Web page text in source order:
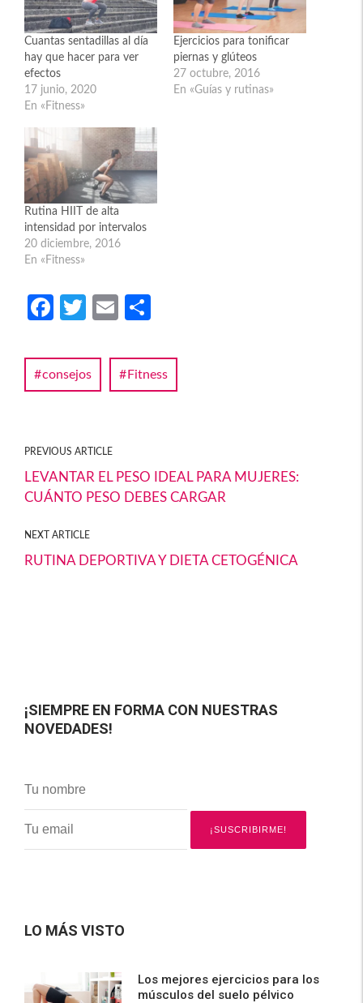
Cuantas sentadillas al día
hay que hacer para ver
efectos
17 junio, 2020
En «Fitness»
Ejercicios para tonificar
piernas y glúteos
27 octubre, 2016
En «Guías y rutinas»
Rutina HIIT de alta
intensidad por intervalos
20 diciembre, 2016
En «Fitness»
Fa
b
o
T
itt
er
E
ail m
p
consejos Fitness
PREVIOUS ARTICLE
LEVANTAR EL PESO IDEAL PARA MUJERES:
CUÁNTO PESO DEBES CARGAR
NEXT ARTICLE
RUTINA DEPORTIVA Y DIETA CETOGÉNICA
¡SIEMPRE EN FORMA CON NUESTRAS
NOVEDADES!
LO MÁS VISTO
Los mejores ejercicios para los
músculos del suelo pélvico